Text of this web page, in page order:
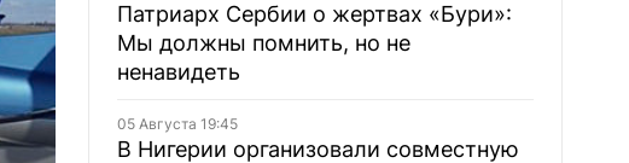
Патриарх Сербии о жертвах «Бури»:
Мы должны помнить, но не
ненавидеть
05 Августа 19:45
В Нигерии организовали совместную